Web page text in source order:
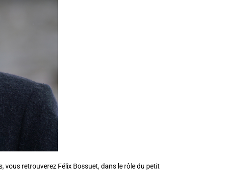
vous retrouverez Félix Bossuet, dans le rôle du petit